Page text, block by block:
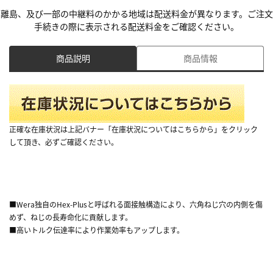
離島、及び一部の中継料のかかる地域は配送料金が異なります。ご注文
手続きの際に表示される配送料金をご確認ください。
商品説明 商品情報
正確な在庫状況は上記バナー「在庫状況についてはこちらから」をクリック
して頂き、必ずご確認ください。
■Wera独自のHex-Plusと呼ばれる面接触構造により、六角ねじ穴の内側を傷
めず、ねじの長寿命化に貢献します。
■高いトルク伝達率により作業効率もアップします。